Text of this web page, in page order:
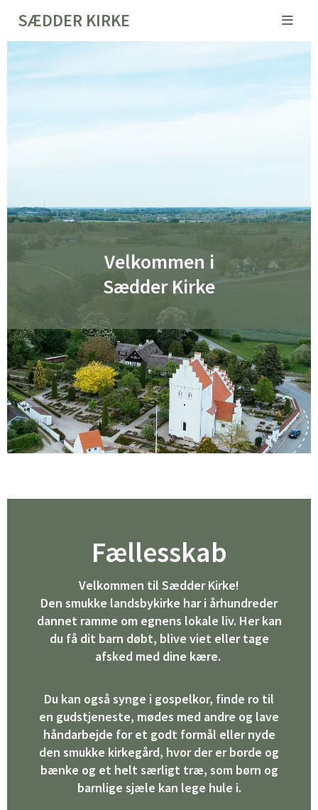
SÆDDER KIRKE
Velkommen i
Sædder Kirke
Fællesskab
Velkommen til Sædder Kirke!
Den smukke landsbykirke har i århundreder
dannet ramme om egnens lokale liv. Her kan
du få dit barn døbt, blive viet eller tage
afsked med dine kære.
Du kan også synge i gospelkor, finde ro til
en gudstjeneste, mødes med andre og lave
håndarbejde for et godt formål eller nyde
den smukke kirkegård, hvor der er borde og
bænke og et helt særligt træ, som børn og
barnlige sjæle kan lege hule i.